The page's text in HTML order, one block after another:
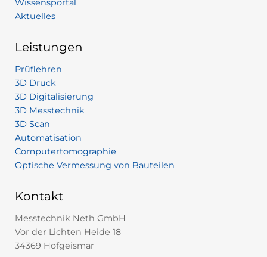
Wissensportal
Aktuelles
Leistungen
Prüflehren
3D Druck
3D Digitalisierung
3D Messtechnik
3D Scan
Automatisation
Computertomographie
Optische Vermessung von Bauteilen
Kontakt
Messtechnik Neth GmbH
Vor der Lichten Heide 18
34369 Hofgeismar